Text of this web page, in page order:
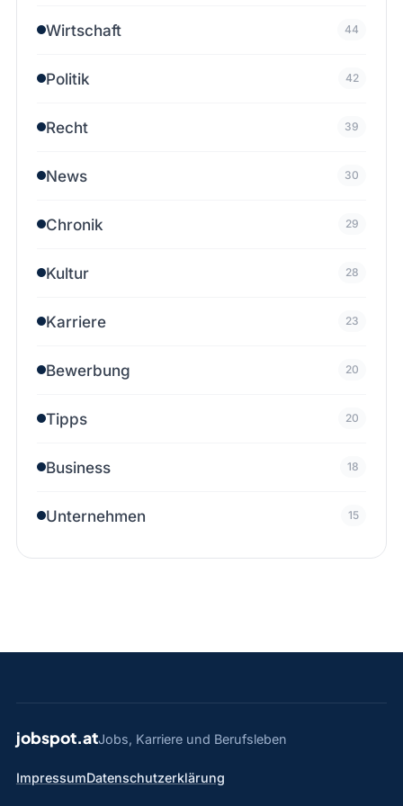
Wirtschaft 44
Politik 42
Recht 39
News 30
Chronik 29
Kultur 28
Karriere 23
Bewerbung 20
Tipps 20
Business 18
Unternehmen 15
jobspot.atJobs, Karriere und Berufsleben
ImpressumDatenschutzerklärung